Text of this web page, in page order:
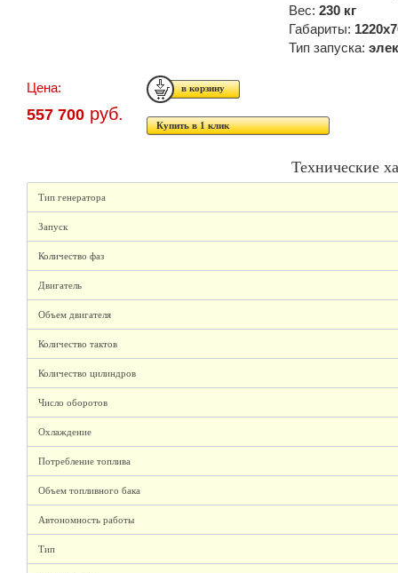
Вес: 230 кг
Габариты:
Тип запуска:
Цена:
557 700 руб.
Купить в 1 клик
Технические
Тип генератора
Запуск
Количество фаз
Двигатель
Объем двигателя
Количество тактов
Количество цилиндров
Число оборотов
Охлаждение
Потребление топлива
Объем топливного бака
Автономность работы
Тип